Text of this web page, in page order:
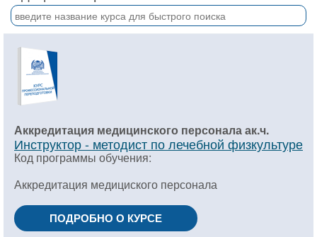
Аккредитация медицинского персонала ак.ч.
Инструктор - методист по лечебной физкультуре
Код программы обучения:
Аккредитация медициского персонала
ПОДРОБНО О КУРСЕ